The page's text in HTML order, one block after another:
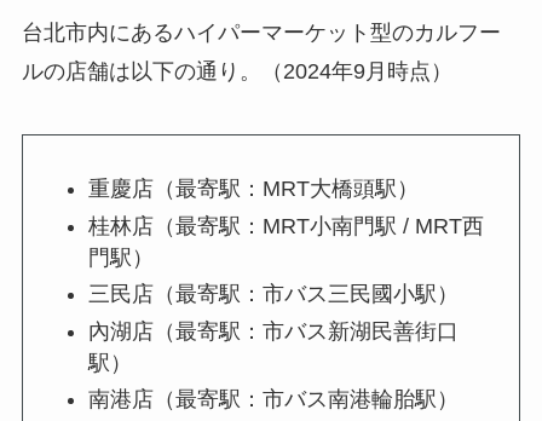
台北市内にあるハイパーマーケット型のカルフー
ルの店舗は以下の通り。（2024年9月時点）
重慶店（最寄駅：MRT大橋頭駅）
桂林店（最寄駅：MRT小南門駅 / MRT西
門駅）
三民店（最寄駅：市バス三民國小駅）
內湖店（最寄駅：市バス新湖民善街口
駅）
南港店（最寄駅：市バス南港輪胎駅）